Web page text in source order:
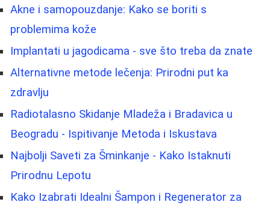
Akne i samopouzdanje: Kako se boriti s
problemima kože
Implantati u jagodicama - sve što treba da znate
Alternativne metode lečenja: Prirodni put ka
zdravlju
Radiotalasno Skidanje Mladeža i Bradavica u
Beogradu - Ispitivanje Metoda i Iskustava
Najbolji Saveti za Šminkanje - Kako Istaknuti
Prirodnu Lepotu
Kako Izabrati Idealni Šampon i Regenerator za